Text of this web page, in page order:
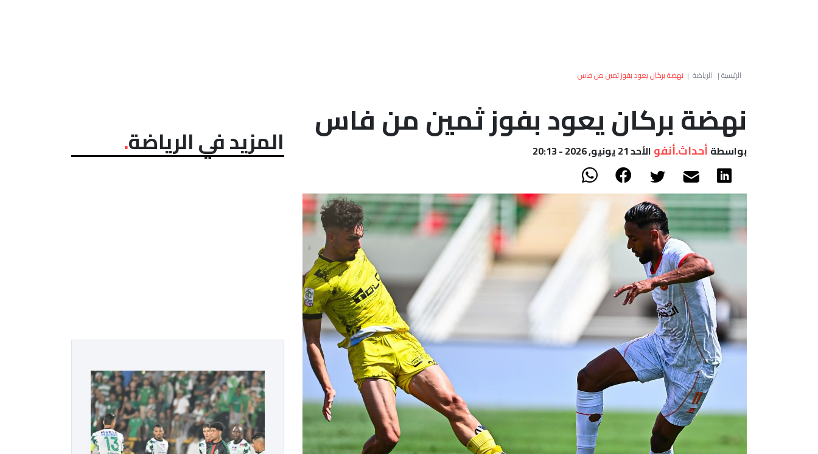
الرئيسية| الرياضة | نهضة بركان يعود بفوز ثمين من فاس
نهضة بركان يعود بفوز ثمين من فاس
بواسطة أحداث.أنفو الأحد 21 يونيو, 2026 - 20:13 المزيد في الرياضة